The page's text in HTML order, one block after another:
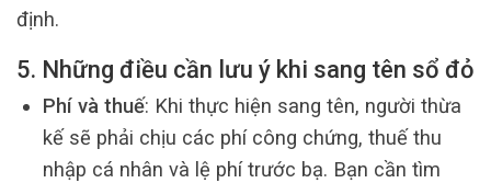
định.
5. Những điều cần lưu ý khi sang tên sổ đỏ
Phí và thuế: Khi thực hiện sang tên, người thừa
kế sẽ phải chịu các phí công chứng, thuế thu
nhập cá nhân và lệ phí trước bạ. Bạn cần tìm